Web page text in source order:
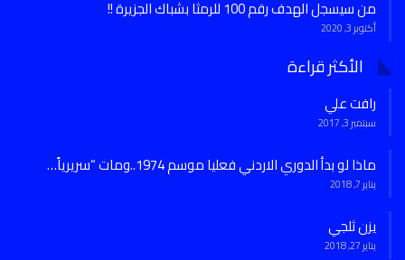
من سيسجل الهدف رقم 100 للرمثا بشباك الجزيرة !!
أكتوبر 3, 2020
الأكثر قراءة
رافت علي
سبتمبر 3, 2017
ماذا لو بدأ الدوري الاردني فعليا موسم 1974..ومات “سريرياً…
يناير 7, 2018
يزن ثلجي
يناير 27, 2018